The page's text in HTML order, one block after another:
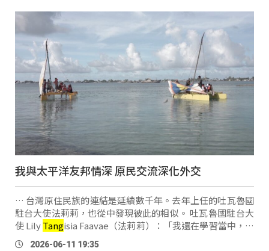
我與太平洋友邦情深 原民交流深化外交
… 台灣原住民族的連結是延續數千年。去年上任的吐瓦魯國
駐台大使法莉莉，也從中發現彼此的相似。 吐瓦魯國駐台大
使 LilyTangisia Faavae（法莉莉）：「我還在學習當中，但
我看到一些我們國家，跟台灣原住民族之間的文化，相似性
2026-06-11 19:35